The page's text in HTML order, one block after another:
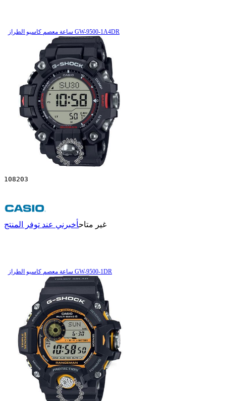
ساعة معصم کاسیو الطراز GW-9500-1A4DR
108203
غير متاحأخبرني عند توفر المنتج
ساعة معصم کاسیو الطراز GW-9500-1DR